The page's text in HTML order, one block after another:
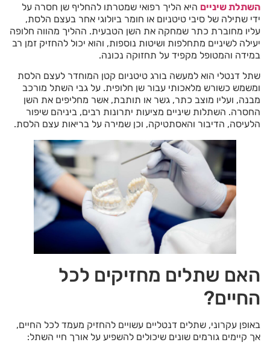
השתלת שיניים היא הליך רפואי שמטרתו להחליף שן חסרה על
ידי שתילה של סיבי טיטניום או חומר ביולוגי אחר בעצם הלסת,
עליו מחוברת כתר שמחקה את השן הטבעית. ההליך מהווה חלופה
יעילה לשיניים מתחלפות ושיטות נוספות, והוא יכול להחזיק זמן רב
במידה והמטופל מקפיד על תחזוקה נכונה.
שתל דנטלי הוא למעשה בורג טיטניום קטן המוחדר לעצם הלסת
ומשמש כשורש מלאכותי עבור שן חלופית. על גבי השתל מורכב
מבנה, ועליו מוצב כתר, גשר או תותבת, אשר מחליפים את השן
החסרה. השתלות שיניים מציעות יתרונות רבים, ביניהם שיפור
הלעיסה, הדיבור והאסתטיקה, וכן שמירה על בריאות עצם הלסת.
האם שתלים מחזיקים לכל
החיים?
באופן עקרוני, שתלים דנטליים עשויים להחזיק מעמד לכל החיים,
אך קיימים גורמים שונים שיכולים להשפיע על אורך חיי השתל: